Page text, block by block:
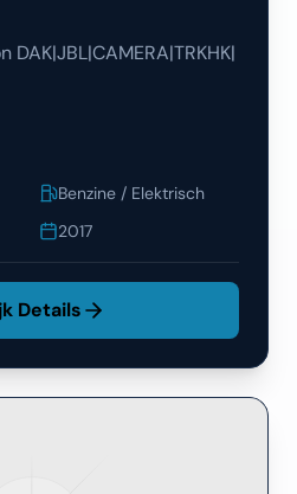
DAK|JBL|CAMERA|TRKHK|
Benzine / Elektrisch
2017
Details